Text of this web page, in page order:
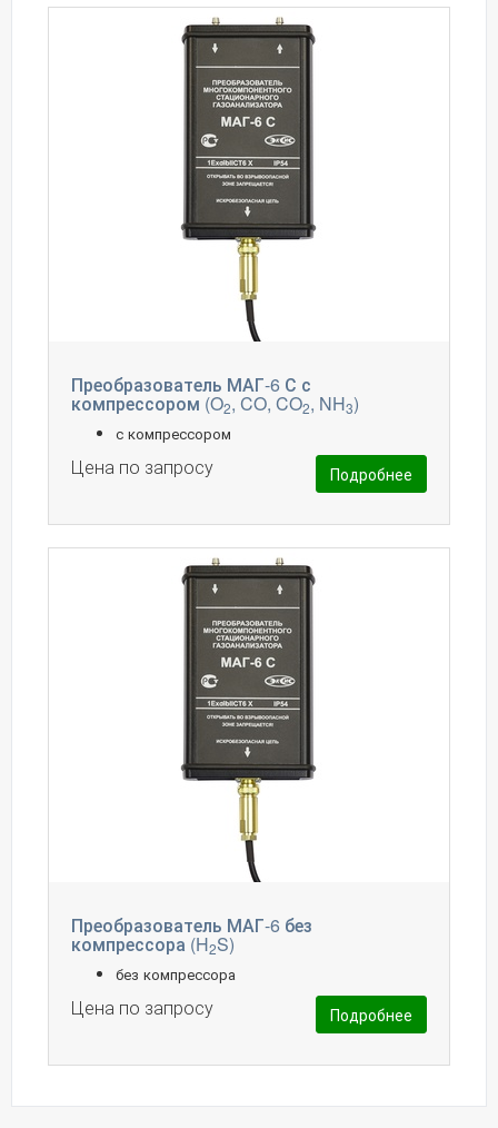
Преобразователь МАГ-6 С с
компрессором (O2, CO, CO2, NH3)
с компрессором
Цена по запросу Подробнее
Преобразователь МАГ-6 без
компрессора (H2S)
без компрессора
Цена по запросу Подробнее